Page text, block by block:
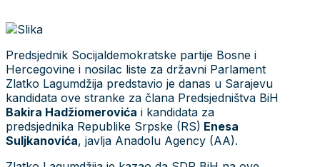
Predsjednik Socijaldemokratske partije Bosne i
Hercegovine i nosilac liste za državni Parlament
Zlatko Lagumdžija predstavio je danas u Sarajevu
kandidata ove stranke za člana Predsjedništva BiH
Bakira Hadžiomerovića i kandidata za
predsjednika Republike Srpske (RS) Enesa
Suljkanovića, javlja Anadolu Agency (AA).